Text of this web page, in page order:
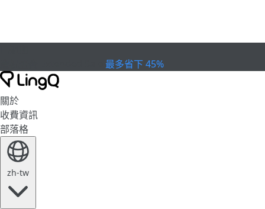
最多省下 45%
關於
收費資訊
部落格
zh-tw